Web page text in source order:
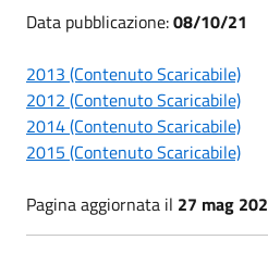
Data pubblicazione:08/10/21
2013 (Contenuto Scaricabile)
2012 (Contenuto Scaricabile)
2014 (Contenuto Scaricabile)
2015 (Contenuto Scaricabile)
Pagina aggiornata il 27 mag